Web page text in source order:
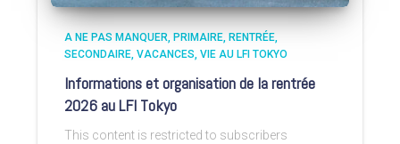
A NE PAS MANQUER PRIMAIRE RENTRÉE
SECONDAIRE VACANCES VIE AU LFI TOKYO
Informations et organisation de la rentrée
2026 au LFI Tokyo
This content is restricted to subscribers